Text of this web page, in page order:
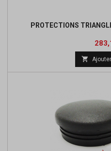
PROTECTIONS
Prix
